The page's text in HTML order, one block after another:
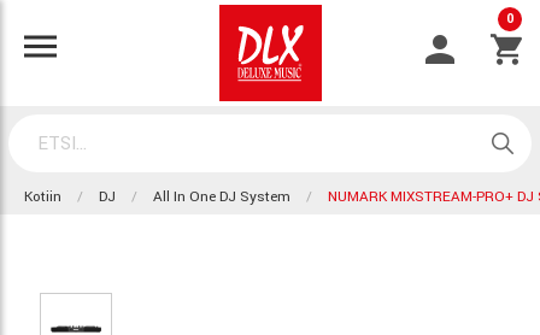
0
Kotiin DJ All In One DJ System NUMARK MIXSTREAM-PRO+ DJ